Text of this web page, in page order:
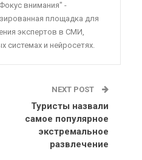
внимания" -
площадка для
экспертов в СМИ,
системах и нейросетях.
NEXT POST
Туристы назвали
самое популярное
экстремальное
развлечение